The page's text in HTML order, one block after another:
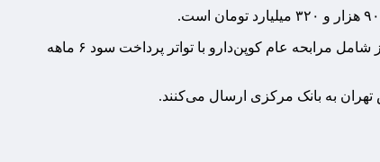
بر اساس اعلام بانک مرکزی، تاریخ برگزاری حراج هفتم اوراق مالی اسلامی در بازار باز بین بانکی سه‌شنبه ۳۱ تیرماه است اوراق عرضه شده نیز شامل مرابحه عام کوپن‌دارو با تواتر پرداخت سود ۶ ماهه
به بانک مرکزی ارسال می‌کنند.